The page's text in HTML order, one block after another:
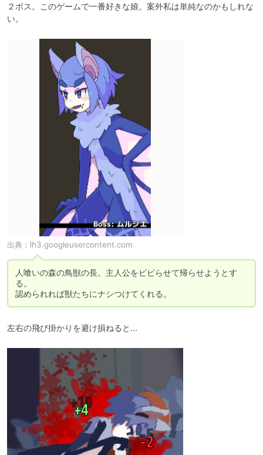
２ボス。このゲームで一番好きな娘。案外私は単純なのかもしれな
い。
出典： lh3.googleusercontent.com
人喰いの森の鳥獣の長。主人公をビビらせて帰らせようとす
る。
認められれば獣たちにナシつけてくれる。
左右の飛び掛かりを避け損ねると...